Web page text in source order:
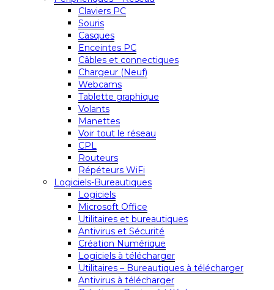
Claviers PC
Souris
Casques
Enceintes PC
Câbles et connectiques
Chargeur (Neuf)
Webcams
Tablette graphique
Volants
Manettes
Voir tout le réseau
CPL
Routeurs
Répéteurs WiFi
Logiciels-Bureautiques
Logiciels
Microsoft Office
Utilitaires et bureautiques
Antivirus et Sécurité
Création Numérique
Logiciels à télécharger
Utilitaires – Bureautiques à télécharger
Antivirus à télécharger